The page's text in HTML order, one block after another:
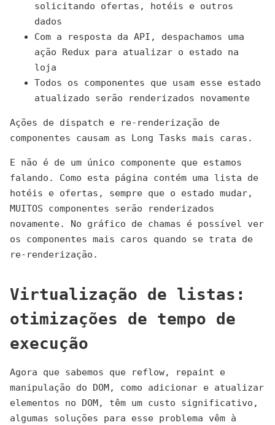
solicitando ofertas, hotéis e outros
dados
Com a resposta da API, despachamos uma
ação Redux para atualizar o estado na
loja
Todos os componentes que usam esse estado
atualizado serão renderizados novamente
Ações de dispatch e re-renderização de
componentes causam as Long Tasks mais caras.
E não é de um único componente que estamos
falando. Como esta página contém uma lista de
hotéis e ofertas, sempre que o estado mudar,
MUITOS componentes serão renderizados
novamente. No gráfico de chamas é possível ver
os componentes mais caros quando se trata de
re-renderização.
Virtualização de listas:
otimizações de tempo de
execução
Agora que sabemos que reflow, repaint e
manipulação do DOM, como adicionar e atualizar
elementos no DOM, têm um custo significativo,
algumas soluções para esse problema vêm à